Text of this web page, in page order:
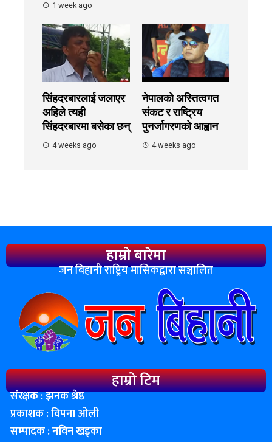
1 week ago
सिंहदरबारलाई जलाएर
अहिले त्यही
सिंहदरबारमा बसेका छन्
4 weeks ago
नेपालको अस्तित्वगत
संकट र राष्ट्रिय
पुनर्जागरणको आह्वान
4 weeks ago
हाम्रो बारेमा
जन बिहानी राष्ट्रिय मासिकद्वारा सञ्चालित
हाम्रो टिम
संरक्षक : झनक श्रेष्ठ
प्रकाशक : विपना ओली
सम्पादक : नविन खड्का